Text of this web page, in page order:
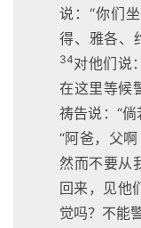
说：“你们
得、雅各、
34对他们说
在这里等候
祷告说：“
“阿爸，父
然而不要从
回来，见他
觉吗？不能